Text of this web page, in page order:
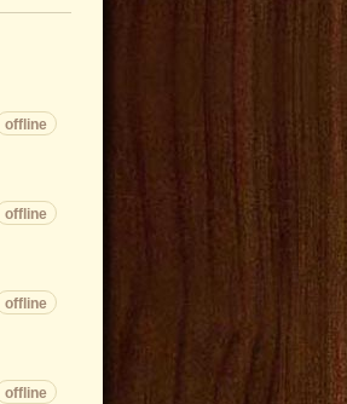
offline
offline
offline
offline